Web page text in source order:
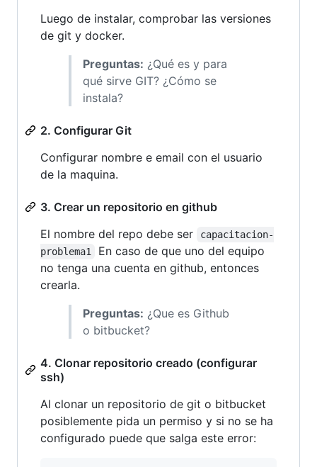
Luego de instalar, comprobar las versiones
de git y docker.
Preguntas: ¿Qué es y para
qué sirve GIT? ¿Cómo se
instala?
2. Configurar Git
Configurar nombre e email con el usuario
de la maquina.
3. Crear un repositorio en github
El nombre del repo debe ser
capacitacion-
problema1
En caso de que uno del equipo
no tenga una cuenta en github, entonces
crearla.
Preguntas: ¿Que es Github
o bitbucket?
4. Clonar repositorio creado (configurar
ssh)
Al clonar un repositorio de git o bitbucket
posiblemente pida un permiso y si no se ha
configurado puede que salga este error: